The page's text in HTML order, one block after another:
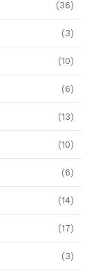
(36)
(3)
(10)
(6)
(13)
(10)
(6)
(14)
(17)
(3)